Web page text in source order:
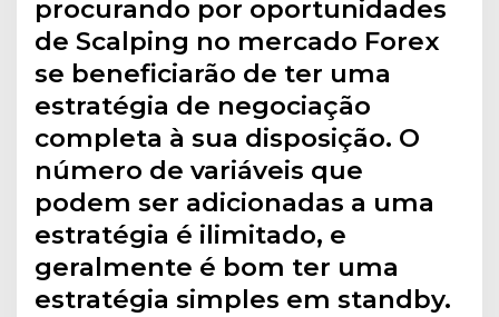
procurando por oportunidades
de Scalping no mercado Forex
se beneficiarão de ter uma
estratégia de negociação
completa à sua disposição. O
número de variáveis que
podem ser adicionadas a uma
estratégia é ilimitado, e
geralmente é bom ter uma
estratégia simples em standby.